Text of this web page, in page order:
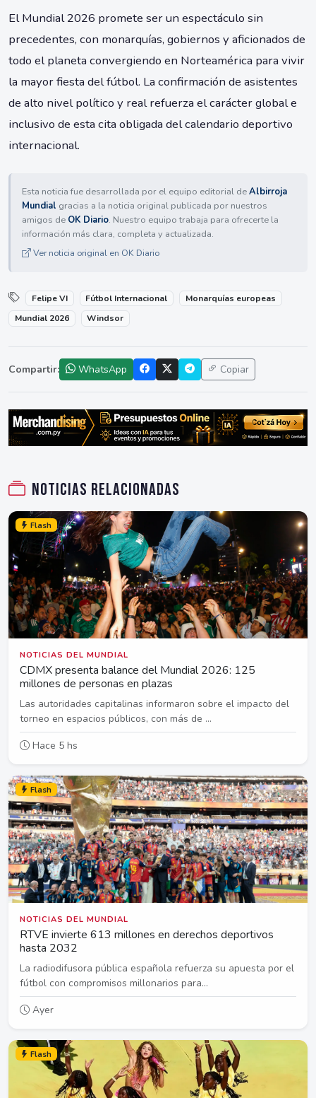
El Mundial 2026 promete ser un espectáculo sin
precedentes, con monarquías, gobiernos y aficionados de
todo el planeta convergiendo en Norteamérica para vivir
la mayor fiesta del fútbol. La confirmación de asistentes
de alto nivel político y real refuerza el carácter global e
inclusivo de esta cita obligada del calendario deportivo
internacional.
Esta noticia fue desarrollada por el equipo editorial deAlbirroja
Mundial gracias a la noticia original publicada por nuestros
amigos de OK Diario. Nuestro equipo trabaja para ofrecerte la
información más clara, completa y actualizada.
Ver noticia original en OK Diario
Felipe VI Fútbol Internacional
Monarquías europeas
Mundial 2026
Windsor
Compartir: WhatsApp Copiar
Noticias relacionadas
Flash
NOTICIAS DEL MUNDIAL
CDMX presenta balance del Mundial 2026: 125
millones de personas en plazas
Las autoridades capitalinas informaron sobre el impacto del
torneo en espacios públicos, con más de ...
Hace 5 hs
Flash
NOTICIAS DEL MUNDIAL
RTVE invierte 613 millones en derechos deportivos
hasta 2032
La radiodifusora pública española refuerza su apuesta por el
fútbol con compromisos millonarios para...
Ayer
Flash